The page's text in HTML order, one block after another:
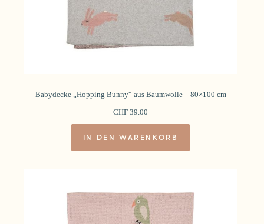
Babydecke „Hopping Bunny“ aus Baumwolle – 80×100 cm
CHF 39.00
IN DEN WARENKORB